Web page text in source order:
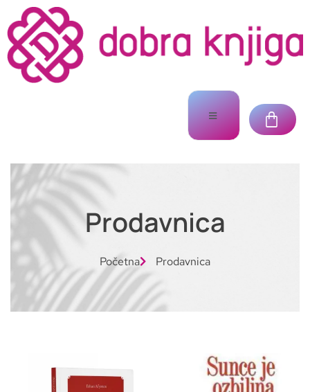
Prodavnica
Početna Prodavnica